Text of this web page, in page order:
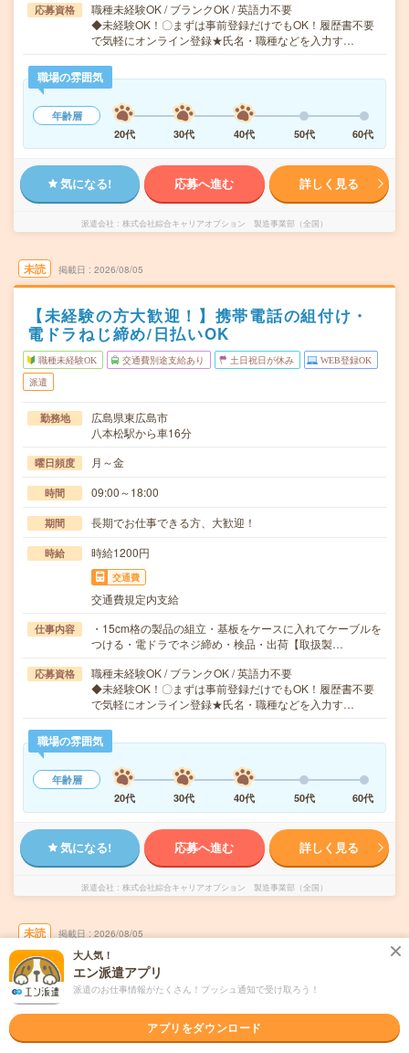
応募資格
職種未経験OK / ブランクOK / 英語力不要
◆未経験OK！〇まずは事前登録だけでもOK！履歴書不要
で気軽にオンライン登録★氏名・職種などを入力す…
職場の雰囲気
年齢層
20代
30代 40代 50代 60代
気になる! 応募へ進む 詳しく見る
派遣会社 株式会社綜合キャリアオプション 製造事業部（全国）
未読 掲載日 2026/08/05
【未経験の方大歓迎！】携帯電話の組付け・
電ドラねじ締め/日払いOK
職種未経験OK 交通費別途支給あり 土日祝日が休み WEB登録OK
派遣
勤務地
広島県東広島市
八本松駅から車16分
曜日頻度 月～金
時間 09:00～18:00
期間 長期でお仕事できる方、大歓迎！
時給 時給1200円
交通費
交通費規定内支給
仕事内容
・15cm格の製品の組立・基板をケースに入れてケーブルを
つける・電ドラでネジ締め・検品・出荷【取扱製…
応募資格
職種未経験OK / ブランクOK / 英語力不要
◆未経験OK！〇まずは事前登録だけでもOK！履歴書不要
で気軽にオンライン登録★氏名・職種などを入力す…
職場の雰囲気
年齢層
20代
30代 40代 50代 60代
気になる! 応募へ進む 詳しく見る
派遣会社 株式会社綜合キャリアオプション 製造事業部（全国）
未読 掲載日 2026/08/05
【初心者歓迎！】測定器の分解・部品交換・
梱包/日払いOK
交通費別途支給あり 土日祝日が休み
派遣
大人気！
エン派遣アプリ
派遣のお仕事情報がたくさん！プッシュ通知で受け取ろう！
アプリをダウンロード